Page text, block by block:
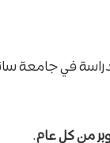
في جامعة
من كل عام.